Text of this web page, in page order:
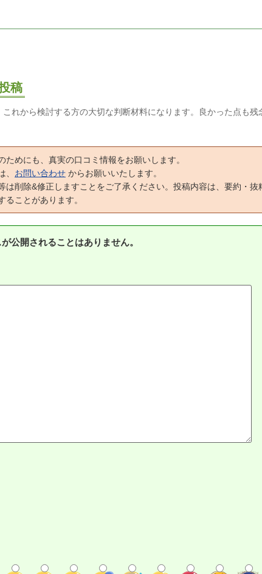
稿
れから検討する方の大切な判断材料になります。良かった点も残
ためにも、真実の口コミ情報をお願いします。
、 お問い合わせ からお願いいたします。
は削除&修正しますことをご了承ください。投稿内容は、要約・抜
ることがあります。
公開されることはありません。